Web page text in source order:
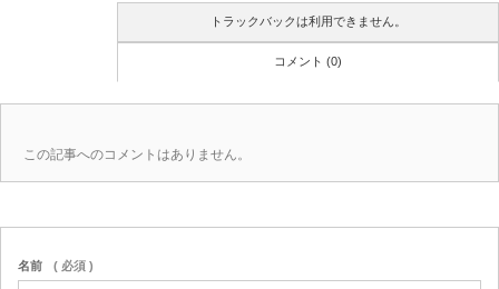
トラックバックは利用できません。
コメント (0)
この記事へのコメントはありません。
名前 ( 必須 )